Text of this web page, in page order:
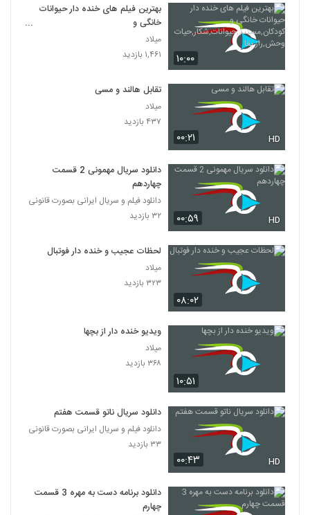
۱۰:۰۰
بهترین فیلم های خنده دار حیوانات
خانگی و
کودکان,مستند,حیوانات,شکار,حیات
وحش,راز بقا
میلاد
۱,۴۶۱ بازدید
۰۰:۲۱ HD
تقابل هالند و مسی
میلاد
۴۳۷ بازدید
۰۰:۵۹ HD
دانلود سریال مهمونی 2 قسمت
چهاردهم
دانلود فیلم و سریال ایرانی بصورت قانونی
۳۲ بازدید
۰۸:۰۲
لحظات عجیب و خنده دار فوتبال
میلاد
۳۲۳ بازدید
۱۰:۵۱
ویدیو خنده دار از بچها
میلاد
۳۶۸ بازدید
۰۰:۴۳ HD
دانلود سریال ناتو قسمت هفتم
دانلود فیلم و سریال ایرانی بصورت قانونی
۳۳ بازدید
دانلود برنامه دست به مهره 3 قسمت
چهارم